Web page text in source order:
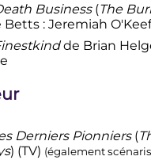
Business(The
Betts : Jeremiah
de Brian
Derniers Pionniers(
) (TV) (également